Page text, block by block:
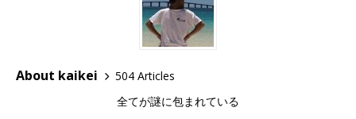
About kaikei
504 Articles
全てが謎に包まれている